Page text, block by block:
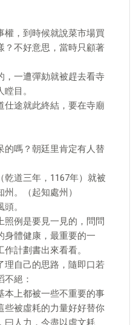
權，到時候就說菜市場買
？不好意思，當時只顧著
，一遭彈劾就被趕去看寺
目。
仕途就此終結，要在寺廟
的嗎？朝廷里肯定有人替
乾道三年，1167年）就被
。（起知處州）
。
照例是要見一見的，問問
身體健康，最重要的一
計劃書出來看看。
理自己的思路，隨即口若
絕：
本上都被一些不重要的事
些被虛耗的力量好好替你
曰人力，今盡以虛文耗